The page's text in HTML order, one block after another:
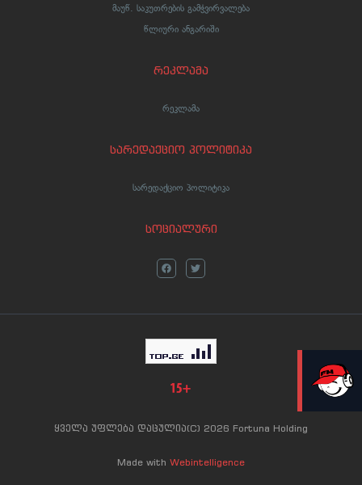
LIVE
მაუწ. საკუთრების გამჭვირვალება
წლიური ანგარიში
რეკლამა
რეკლამა
სარედაქციო პოლიტიკა
სარედაქციო პოლიტიკა
სოციალური
ყველა უფლება დაცულია(C) 2026 Fortuna Holding
Made with Webintelligence